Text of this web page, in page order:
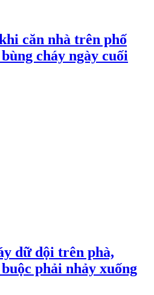
căn nhà trên phố
cháy ngày cuối
dữ dội trên phà,
phải nhảy xuống